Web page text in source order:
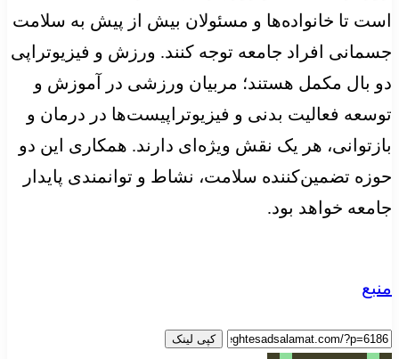
است تا خانواده‌ها و مسئولان بیش از پیش به سلامت
جسمانی افراد جامعه توجه کنند. ورزش و فیزیوتراپی
دو بال مکمل هستند؛ مربیان ورزشی در آموزش و
توسعه فعالیت بدنی و فیزیوتراپیست‌ها در درمان و
بازتوانی، هر یک نقش ویژه‌ای دارند. همکاری این دو
حوزه تضمین‌کننده سلامت، نشاط و توانمندی پایدار
جامعه خواهد بود.
منبع
کپی لینک